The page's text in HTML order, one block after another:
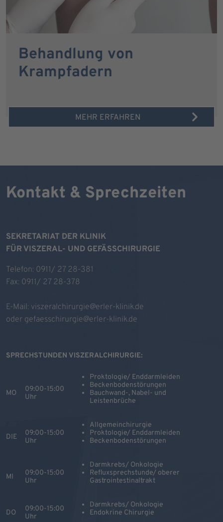
Behandlung von
Krampfadern
MEHR ERFAHREN
Kontakt & Sprechzeiten
SEKRETARIAT DER KLINIK
FÜR VISZERAL- UND GEFÄSSCHIRURGIE
Telefon: 0911/ 27 28-381
Fax: 0911/ 27 28-378
E-Mail: viszeralchirurgie@erler-klinik.de
oder gefaesschirurgie@erler-klinik.de
SPRECHSTUNDEN VISZERALCHIRURGIE:
MO
09:00-15:00
Uhr
Proktologie/ Enddarmleiden
Beckenbodenstörungen
Bauchwand-, Nabel- und
Leistenbrüche
DIE
09:00-15:00
Uhr
Allgemeinchirurgie
Proktologie/ Enddarmleiden
Beckenbodenstörungen
MI
09:00-15:00
Uhr
Darmkrebs/ Onkologie
Refluxsprechstunde/ oberer
Gastrointestinaltrakt
DO
09:00-15:00
Uhr
Darmkrebs/ Onkologie
Endokrine Chirurgie